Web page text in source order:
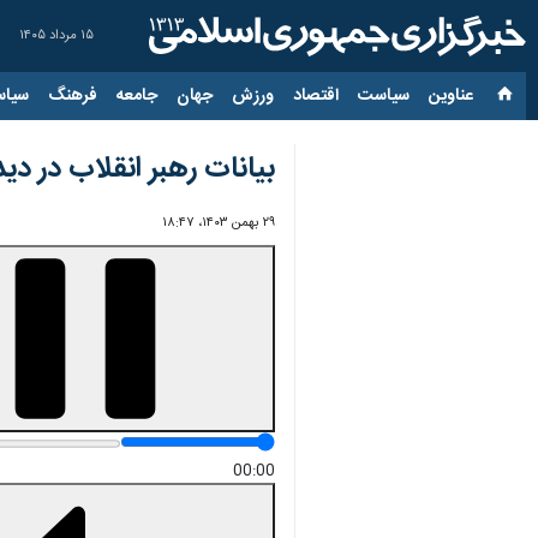
۱۵ مرداد ۱۴۰۵
عناوین‌ سیاست اقتصاد ورزش جهان جامعه فرهنگ
بیانات رهبر انقلاب در
۲۹ بهمن ۱۴۰۳، ۱۸:۴۷